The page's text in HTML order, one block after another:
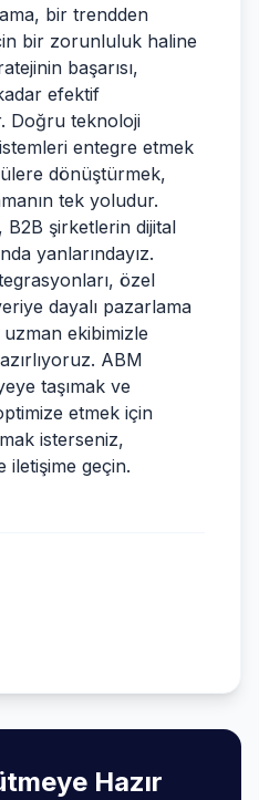
bir trendden
bir zorunluluk haline
başarısı,
efektif
Doğru teknoloji
entegre etmek
dönüştürmek,
tek yoludur.
B2B şirketlerin dijital
yanlarındayız.
özel
dayalı pazarlama
ekibimizle
ABM
taşımak ve
etmek için
isterseniz,
iletişime geçin.
Hazır